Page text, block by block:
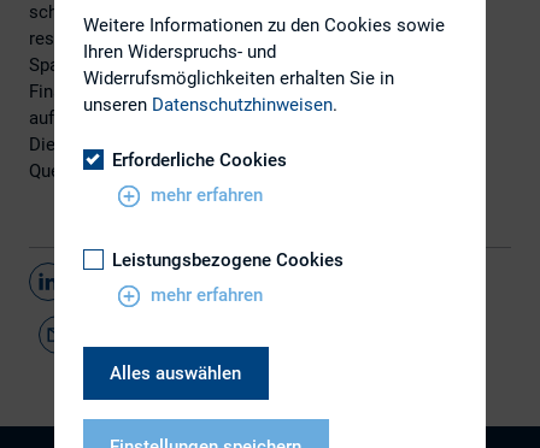
schwierigen wirtschaftlichen Umfeld als bemerkenswert
resilient erwiesen. Angesichts von geopolitischen
Spannungen, konjunktureller Unsicherheit und volatilen
Finanzmärkten zeigte sich der Markt stabil und
aufnahmefähig für neue Emissionen.
Die komplette KMU-Anleihestudie 2025 gibt es
Quelle:iron AG
Teilen
Weitere Informationen zu den Cookies sowie
Ihren Widerspruchs- und
Widerrufsmöglichkeiten erhalten Sie in
unseren Datenschutzhinweisen.
Erforderliche Cookies
mehr erfahren
Leistungsbezogene Cookies
mehr erfahren
Alles auswählen